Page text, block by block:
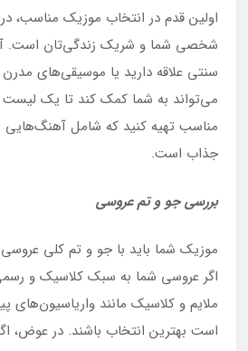
اولین قدم در انتخاب موزیک مناسب،
شخصی شما و شریک زندگی‌تان است.
سنتی علاقه دارید یا موسیقی‌های
مناسب تهیه کنید که شامل آهنگ‌هایی
جذاب است.
بررسی جو و تم عروسی
موزیک شما باید با جو و تم کلی
اگر عروسی شما به سبک کلاسیک و
ملایم و کلاسیک مانند واریاسیون‌های
است بهترین انتخاب باشند. در عوض،